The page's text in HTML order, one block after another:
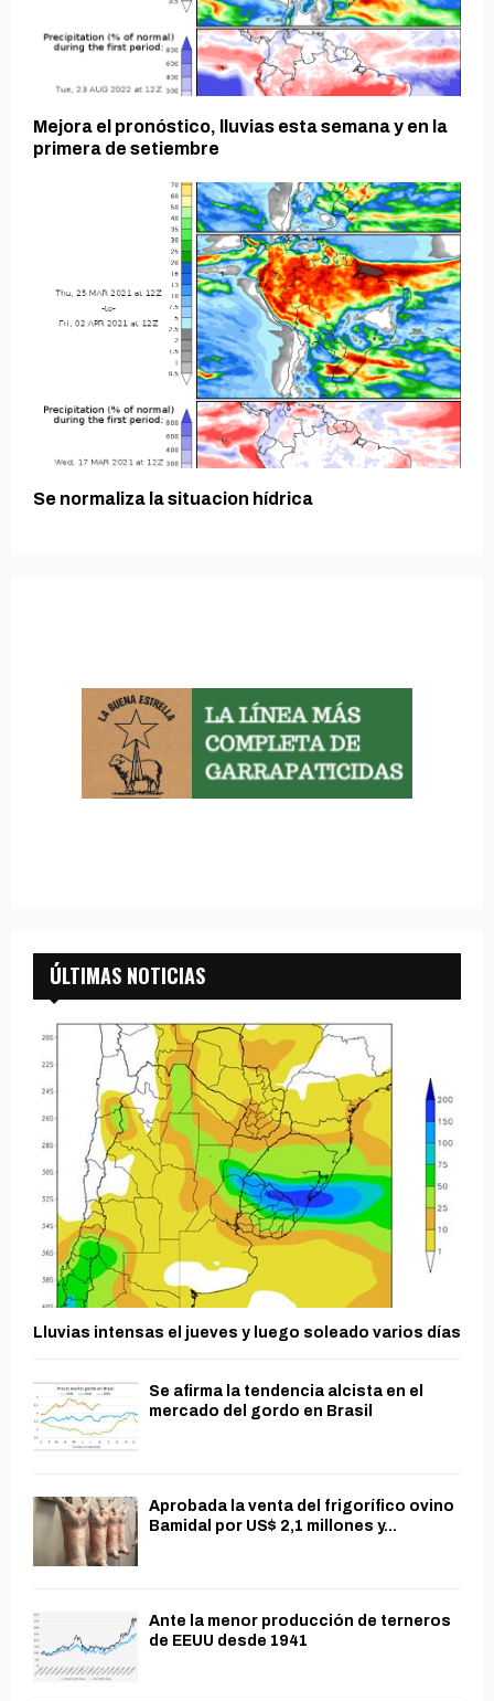
Mejora el pronóstico, lluvias esta semana y en la
primera de setiembre
Se normaliza la situacion hídrica
ÚLTIMAS NOTICIAS
Lluvias intensas el jueves y luego soleado varios días
Se afirma la tendencia alcista en el
mercado del gordo en Brasil
Aprobada la venta del frigorífico ovino
Bamidal por US$ 2,1 millones y...
Ante la menor producción de terneros
de EEUU desde 1941